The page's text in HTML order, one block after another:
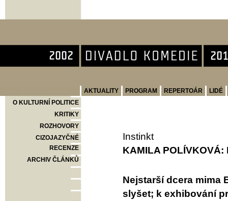
AKTUALITY PROGRAM REPERTOÁR
LIDÉ
O KULTURNÍ POLITICE
KRITIKY
ROZHOVORY
CIZOJAZYČNÉ
RECENZE
ARCHIV ČLÁNKŮ
Instinkt
KAMILA POLÍVKOVÁ:
Nejstarší dcera mima
slyšet; k exhibování